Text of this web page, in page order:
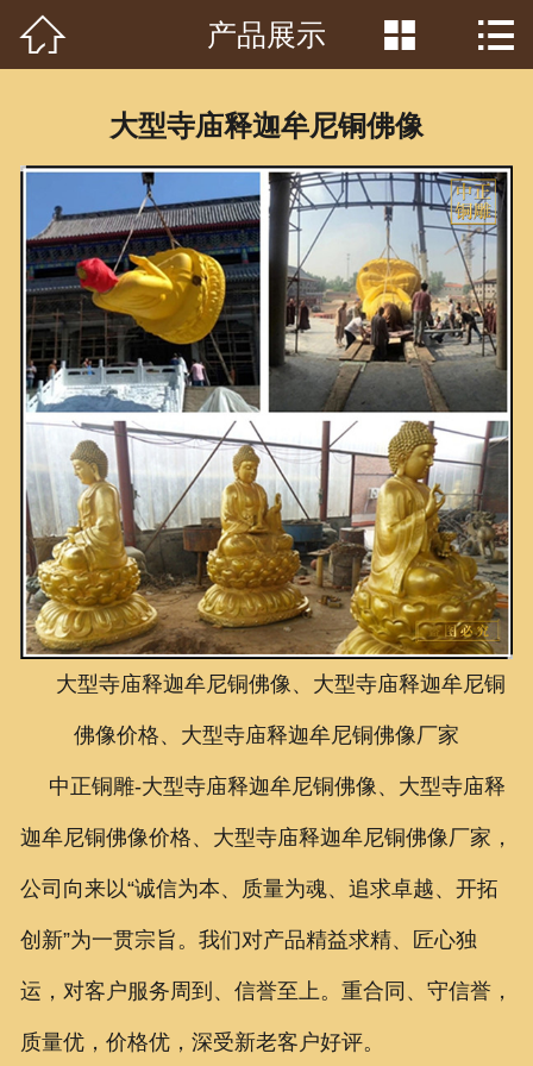
首页
产品中心
客户见证
常识问答
新闻资讯
荣誉资质
泥塑鉴赏
联系我们
 产品展示  
大型寺庙释迦牟尼铜佛像
大型寺庙释迦牟尼铜佛像、大型寺庙释迦牟尼铜
佛像价格、大型寺庙释迦牟尼铜佛像厂家
中正铜雕-大型寺庙释迦牟尼铜佛像、大型寺庙释
迦牟尼铜佛像价格、大型寺庙释迦牟尼铜佛像厂家 ，
公司向来以“诚信为本、质量为魂、追求卓越、开拓
创新”为一贯宗旨。我们对产品精益求精、匠心独
运，对客户服务周到、信誉至上。重合同、守信誉，
质量优，价格优，深受新老客户好评。